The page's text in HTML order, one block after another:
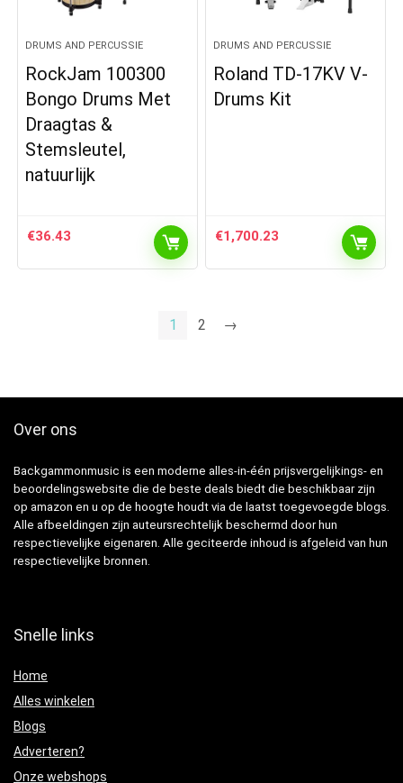
DRUMS AND PERCUSSIE
RockJam 100300
Bongo Drums Met
Draagtas &
Stemsleutel,
natuurlijk
€36.43
DRUMS AND PERCUSSIE
Roland TD-17KV V-
Drums Kit
€1,700.23
1 2 →
Over ons
Backgammonmusic is een moderne alles-in-één prijsvergelijkings- en
beoordelingswebsite die de beste deals biedt die beschikbaar zijn
op amazon en u op de hoogte houdt via de laatst toegevoegde blogs.
Alle afbeeldingen zijn auteursrechtelijk beschermd door hun
respectievelijke eigenaren. Alle geciteerde inhoud is afgeleid van hun
respectievelijke bronnen.
Snelle links
Home
Alles winkelen
Blogs
Adverteren?
Onze webshops